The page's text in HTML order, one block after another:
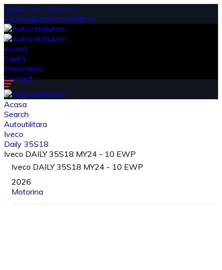
0040 729 155 516
vanzari@autovebrulate.ro
Acasă
Caută
Showroom
Contact
Acasa
Search
Autoutilitara
Iveco
Daily 35S18
Iveco DAILY 35S18 MY24 - 10 EWP
Iveco DAILY 35S18 MY24 - 10 EWP
2026
Motorina